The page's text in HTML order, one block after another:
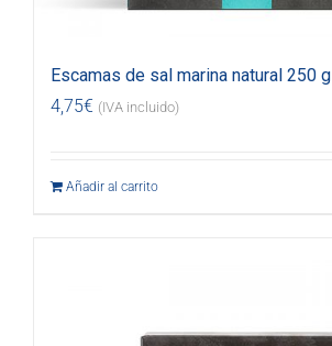
Escamas de sal marina natural 250 g
4,75€ (IVA incluido)
Añadir al carrito